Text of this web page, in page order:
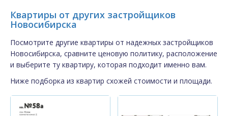
Квартиры от других застройщиков
Новосибирска
Посмотрите другие квартиры от надежных застройщиков
Новосибирска, сравните ценовую политику, расположение
и выберите ту квартиру, которая подходит именно вам.
Ниже подборка из квартир схожей стоимости и площади.